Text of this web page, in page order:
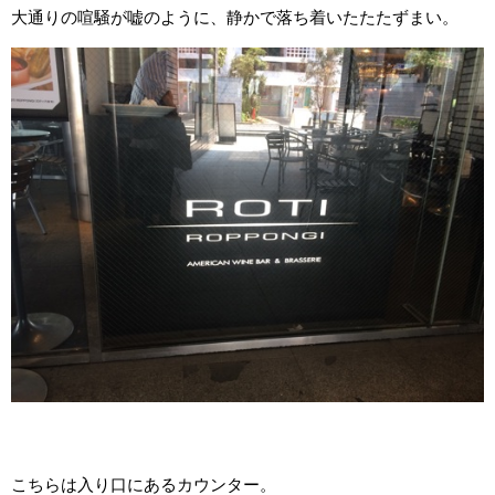
大通りの喧騒が嘘のように、静かで落ち着いたたたずまい。
こちらは入り口にあるカウンター。